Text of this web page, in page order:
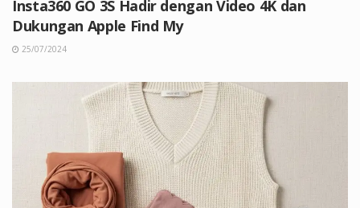
Insta360 GO 3S Hadir dengan Video 4K dan
Dukungan Apple Find My
25/07/2024